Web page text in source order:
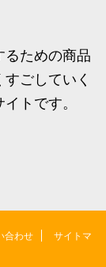
るための商品
ごしていく
トです。
合わせ
サイトマ